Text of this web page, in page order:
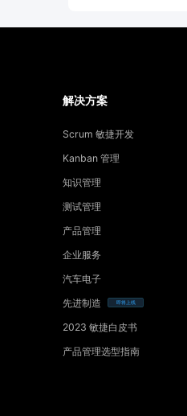
解决方案
Scrum 敏捷开发
Kanban 管理
知识管理
测试管理
产品管理
企业服务
汽车电子
先进制造
即将上线
2023 敏捷白皮书
产品管理选型指南